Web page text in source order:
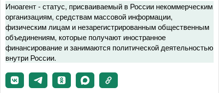
Иноагент - статус, присваиваемый в России некоммерческим
организациям, средствам массовой информации,
физическим лицам и незарегистрированным общественным
объединениям, которые получают иностранное
финансирование и занимаются политической деятельностью
внутри России.